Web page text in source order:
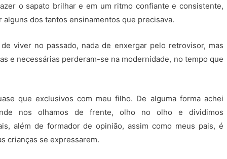
o sapato brilhar e em um ritmo confiante e consistente,
dos tantos ensinamentos que precisava.
viver no passado, nada de enxergar pelo retrovisor, mas
e necessárias perderam-se na modernidade, no tempo que
que exclusivos com meu filho. De alguma forma achei
nos olhamos de frente, olho no olho e dividimos
além de formador de opinião, assim como meus pais, é
crianças se expressarem.